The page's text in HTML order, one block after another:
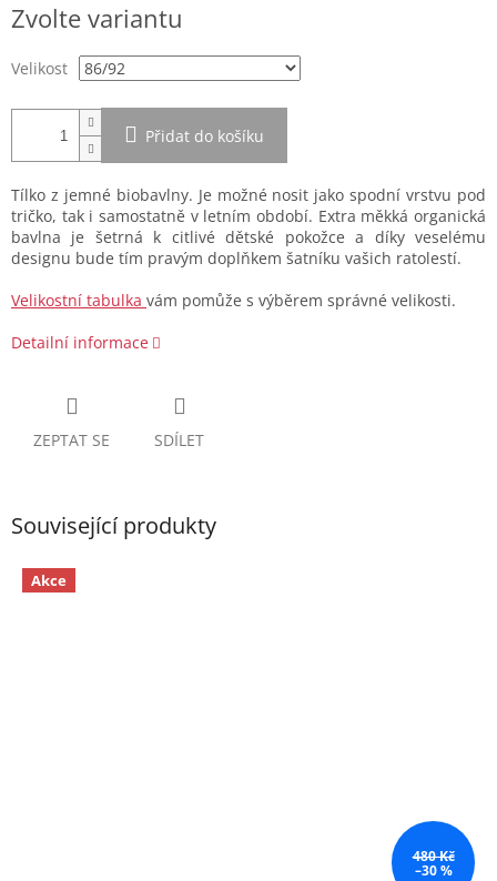
cena:
Zvolte variantu
Velikost
Přidat do košíku
Tílko z jemné biobavlny. Je možné nosit jako spodní vrstvu pod
tričko, tak i samostatně v letním období. Extra měkká organická
bavlna je šetrná k citlivé dětské pokožce a díky veselému
designu bude tím pravým doplňkem šatníku vašich ratolestí.
Velikostní tabulka vám pomůže s výběrem správné velikosti.
Detailní informace
ZEPTAT SE SDÍLET
Související produkty
Akce
480 Kč
–30 %